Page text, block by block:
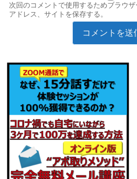
次回のコメントで使用するためブラウ
アドレス、サイトを保存する。